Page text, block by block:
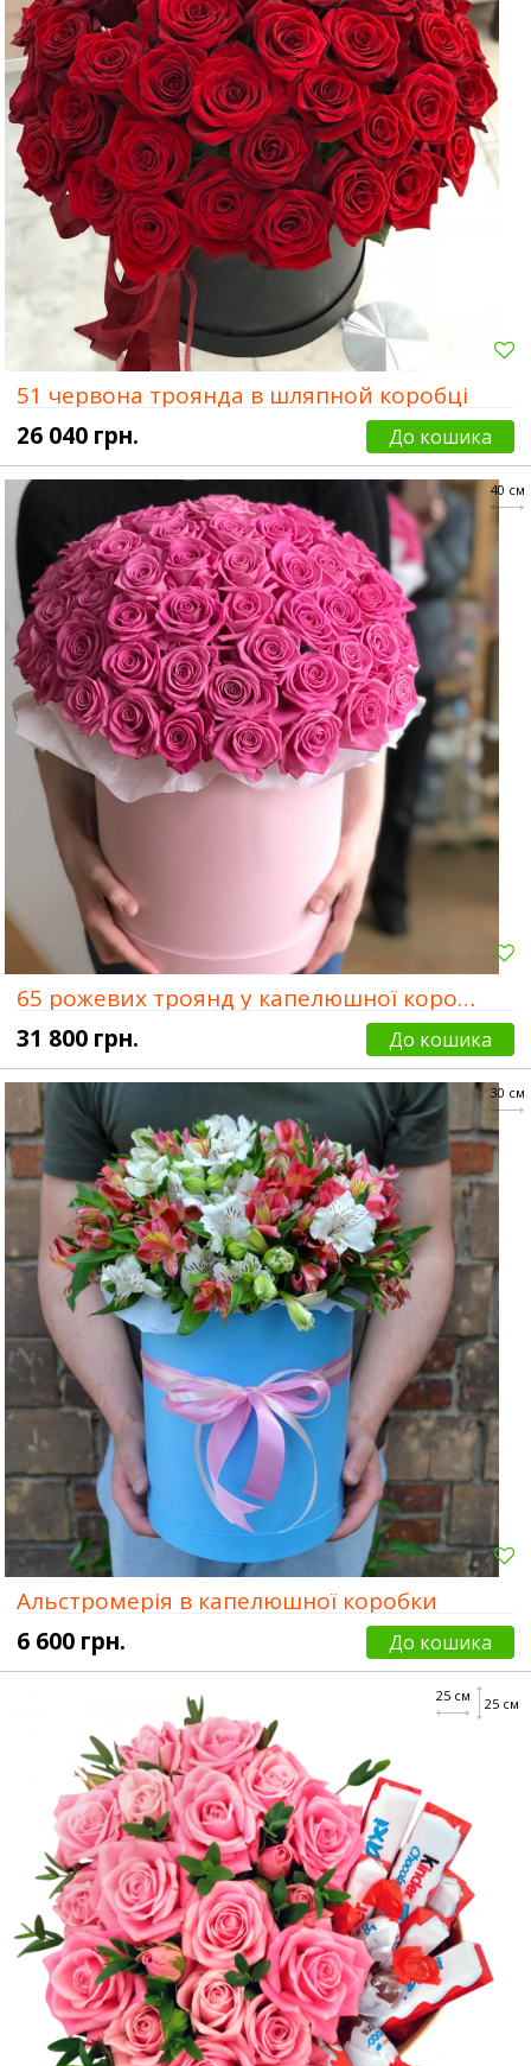
51 червона троянда в шляпной коробці
26 040 грн.
До кошика
40 см
65 рожевих троянд у капелюшної коробки
31 800 грн.
До кошика
30 см
Альстромерія в капелюшної коробки
6 600 грн.
До кошика
25 см
25 см